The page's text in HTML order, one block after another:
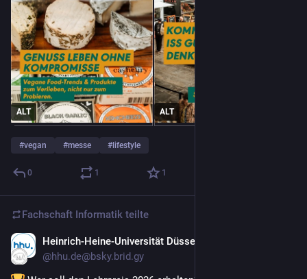
ALT ALT
#vegan #messe # lifestyle
0 1 1
Fachschaft Informatik teilte
Heinrich-Heine-Universität Düsseldorf
@hhu.de@bsky.brid.gy